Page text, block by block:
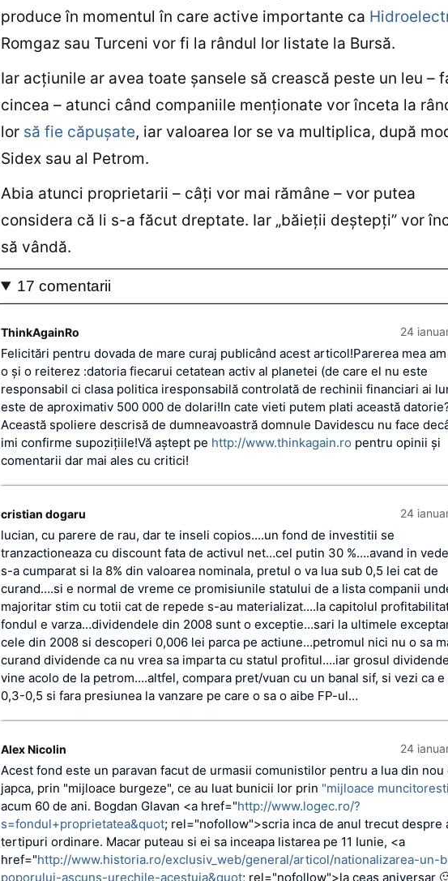
produce în momentul în care active importante ca
Romgaz sau Turceni vor fi la rândul lor listate la Bursă.
Iar acţiunile ar avea toate şansele să crească peste un leu –
cincea – atunci când companiile menţionate vor înceta la
lor să fie căpuşate, iar valoarea lor se va multiplica, după
Sidex sau al Petrom.
Abia atunci proprietarii – câţi vor mai rămâne – vor putea
considera că li s-a făcut dreptate. Iar „băieţii deştepţi” vor
să vândă.
17 comentarii
ThinkAgainRo 24
Felicitări pentru dovada de mare curaj publicând acest articol!Parerea mea
o şi o reiterez :datoria fiecarui cetatean activ al planetei (de care el nu este
responsabil ci clasa politica iresponsabilă controlată de rechinii financiari ai
este de aproximativ 500 000 de dolari!In cate vieti putem plati această
Această spoliere descrisă de dumneavoastră domnule Davidescu nu face
imi confirme supoziţiile!Vă aştept pe http://www.thinkagain.ro pentru opinii şi
comentarii dar mai ales cu critici!
cristian dogaru 24
lucian, cu parere de rau, dar te inseli copios….un fond de investitii se
tranzactioneaza cu discount fata de activul net…cel putin 30 %….avand in
s-a cumparat si la 8% din valoarea nominala, pretul o va lua sub 0,5 lei cat de
curand….si e normal de vreme ce promisiunile statului de a lista companii
majoritar stim cu totii cat de repede s-au materializat….la capitolul
fondul e varza…dividendele din 2008 sunt o exceptie…sari la ultimele
cele din 2008 si descoperi 0,006 lei parca pe actiune…petromul nici nu o sa
curand dividende ca nu vrea sa imparta cu statul profitul….iar grosul
vine acolo de la petrom….altfel, compara pret/vuan cu un banal sif, si vezi ca e
0,3-0,5 si fara presiunea la vanzare pe care o sa o aibe FP-ul…
Alex Nicolin 24
Acest fond este un paravan facut de urmasii comunistilor pentru a lua din nou
japca, prin "mijloace burgeze", ce au luat bunicii lor prin "mijloace
acum 60 de ani. Bogdan Glavan <a href="http://www.logec.ro/?
s=fondul+proprietatea&quot; rel="nofollow">scria inca de anul trecut despre
tertipuri ordinare. Macar puteau si ei sa inceapa listarea pe 11 Iunie, <a
href="http://www.historia.ro/exclusiv_web/general/articol/nationalizarea-un-
poporului-ascuns-urechile-acestuia&quot; rel="nofollow">la ceas aniversar